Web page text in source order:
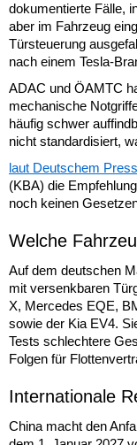
dokumentierte Fälle,
aber im Fahrzeug
Türsteuerung
nach einem Tesla-
ADAC und ÖAMTC
mechanische
häufig schwer
nicht standardisiert,
laut Deutschem
(KBA) die
noch keinen
Welche
Auf dem deutschen
mit versenkbaren
X, Mercedes EQE,
sowie der Kia EV4.
Tests schlechtere
Folgen für
Internationale
China macht den